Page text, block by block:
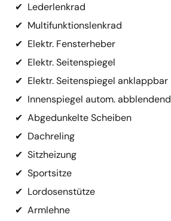
✔ Lederlenkrad
✔ Multifunktionslenkrad
✔ Elektr. Fensterheber
✔ Elektr. Seitenspiegel
✔ Elektr. Seitenspiegel anklappbar
✔ Innenspiegel autom. abblendend
✔ Abgedunkelte Scheiben
✔ Dachreling
✔ Sitzheizung
✔ Sportsitze
✔ Lordosenstütze
✔ Armlehne